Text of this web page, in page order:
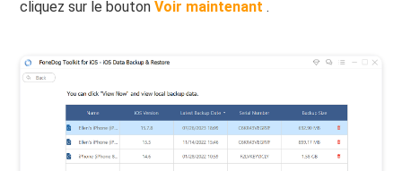
cliquez sur le boutonVoir maintenant .